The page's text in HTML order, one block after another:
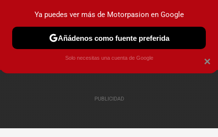
PRUEBAS COCHES ELÉCTRICOS OBSERVATORIO
×
Ya puedes ver más de Motorpasion en Google
Añádenos como fuente preferida
Solo necesitas una cuenta de Google